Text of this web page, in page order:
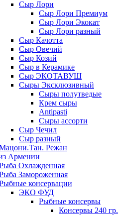
Сыр Лори
Сыр Лори Премиум
Сыр Лори Экокат
Сыр Лори разный
Сыр Качотта
Сыр Овечий
Сыр Козий
Сыр в Керамике
Сыр ЭКОТАВУШ
Сыры Эксклюзивный
Сыры полутведые
Крем сыры
Antipasti
Сыры ассорти
Сыр Чечил
Сыр разный
Режан
Армении
Охлажденная
Замороженная
консервации
ЭКО ФУД
Рыбные консервы
Консервы 240 гр.